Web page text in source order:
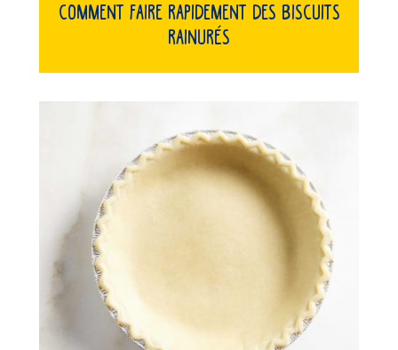
Comment faire rapidement des biscuits
rainurés